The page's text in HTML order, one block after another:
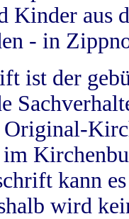
Kinder aus
- in
ist der
kann
wird